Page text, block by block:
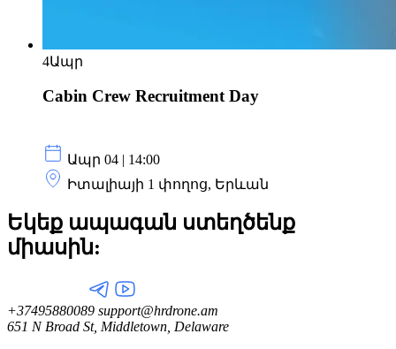
4Ապր
Cabin Crew Recruitment Day
Ապր 04 | 14:00
Իտալիայի 1 փողոց, Երևան
Եկեք ապագան ստեղծենք
միասին:
+37495880089 support@hrdrone.am
651 N Broad St, Middletown, Delaware